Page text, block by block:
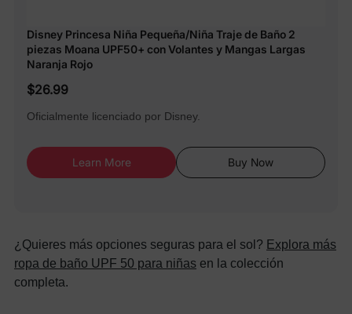
Disney Princesa Niña Pequeña/Niña Traje de Baño 2
piezas Moana UPF50+ con Volantes y Mangas Largas
Naranja Rojo
$26.99
Oficialmente licenciado por Disney.
Learn More Buy Now
¿Quieres más opciones seguras para el sol? Explora más
ropa de baño UPF 50 para niñas en la colección
completa.